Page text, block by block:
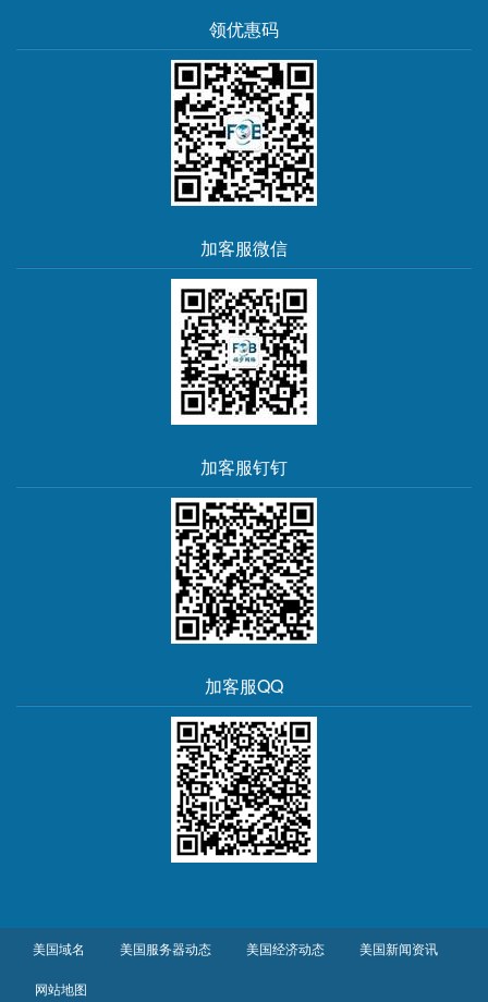
领优惠码
加客服微信
加客服钉钉
加客服QQ
美国域名 美国服务器动态 美国经济动态 美国新闻资讯
网站地图